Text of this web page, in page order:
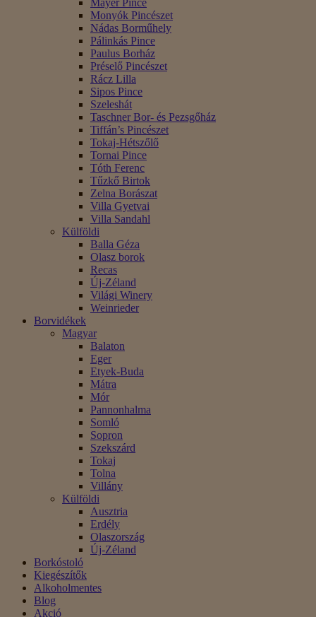
Monyók Pincészet
Nádas Borműhely
Pálinkás Pince
Paulus Borház
Préselő Pincészet
Rácz Lilla
Sipos Pince
Szeleshát
Taschner Bor- és Pezsgőház
Tiffán’s Pincészet
Tokaj-Hétszőlő
Tornai Pince
Tóth Ferenc
Tűzkő Birtok
Zelna Borászat
Villa Gyetvai
Villa Sandahl
Külföldi
Balla Géza
Olasz borok
Recas
Új-Zéland
Világi Winery
Weinrieder
Borvidékek
Magyar
Balaton
Eger
Etyek-Buda
Mátra
Mór
Pannonhalma
Somló
Sopron
Szekszárd
Tokaj
Tolna
Villány
Külföldi
Ausztria
Erdély
Olaszország
Új-Zéland
Borkóstoló
Kiegészítők
Alkoholmentes
Blog
Akció